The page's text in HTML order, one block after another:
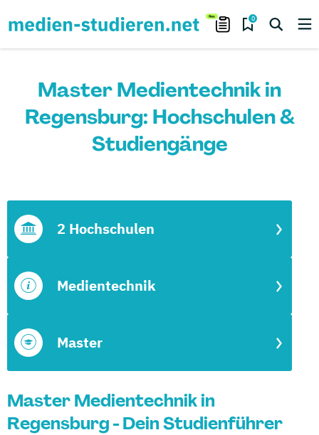
0
Master Medientechnik in
Regensburg: Hochschulen &
Studiengänge
Master
Medientechnik
2 Hochschulen
Master Medientechnik in
Regensburg - Dein Studienführer